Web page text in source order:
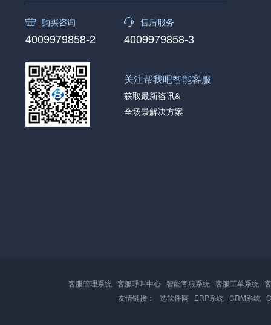
购买咨询
4009979858-2
售后服务
4009979858-3
关注帮我吧智能客服
获取最新咨讯&
全场景解决方案
客服管理系统 客服呼叫中心 智能客服系统 客服工单系统
友情链接：
选软件网 ERP系统 CRM系统